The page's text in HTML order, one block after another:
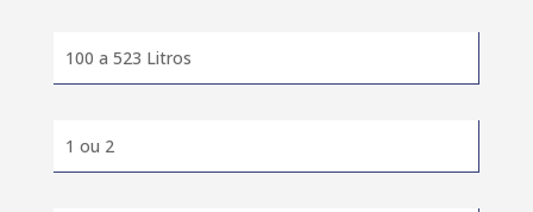
100 a 523 Litros
1 ou 2